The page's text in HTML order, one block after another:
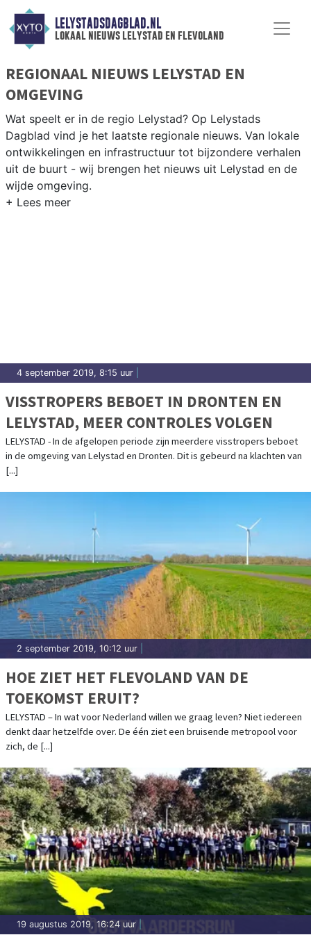
LELYSTADSDAGBLAD.NL
lokaal nieuws lelystad en flevoland
REGIONAAL NIEUWS LELYSTAD EN
OMGEVING
Wat speelt er in de regio Lelystad? Op Lelystads
Dagblad vind je het laatste regionale nieuws. Van lokale
ontwikkelingen en infrastructuur tot bijzondere verhalen
uit de buurt - wij brengen het nieuws uit Lelystad en de
wijde omgeving.
4 september 2019, 8:15 uur
VISSTROPERS BEBOET IN DRONTEN EN
LELYSTAD, MEER CONTROLES VOLGEN
LELYSTAD - In de afgelopen periode zijn meerdere visstropers beboet
in de omgeving van Lelystad en Dronten. Dit is gebeurd na klachten van
[...]
2 september 2019, 10:12 uur
HOE ZIET HET FLEVOLAND VAN DE
TOEKOMST ERUIT?
LELYSTAD – In wat voor Nederland willen we graag leven? Niet iedereen
denkt daar hetzelfde over. De één ziet een bruisende metropool voor
zich, de [...]
19 augustus 2019, 16:24 uur